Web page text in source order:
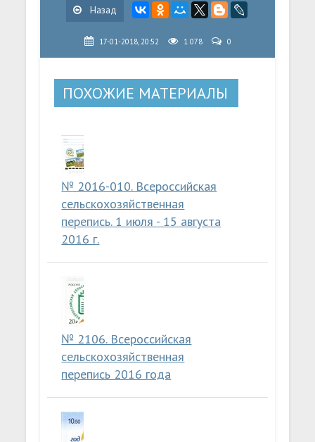
Назад
17-01-2018, 20:52 1 078 0
ПОХОЖИЕ МАТЕРИАЛЫ
№ 2016-010. Всероссийская
сельскохозяйственная
перепись. 1 июля - 15 августа
2016 г.
№ 2106. Всероссийская
сельскохозяйственная
перепись 2016 года